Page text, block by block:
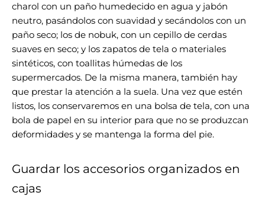
charol con un paño humedecido en agua y jabón
neutro, pasándolos con suavidad y secándolos con un
paño seco; los de nobuk, con un cepillo de cerdas
suaves en seco; y los zapatos de tela o materiales
sintéticos, con toallitas húmedas de los
supermercados. De la misma manera, también hay
que prestar la atención a la suela. Una vez que estén
listos, los conservaremos en una bolsa de tela, con una
bola de papel en su interior para que no se produzcan
deformidades y se mantenga la forma del pie.
Guardar los accesorios organizados en
cajas